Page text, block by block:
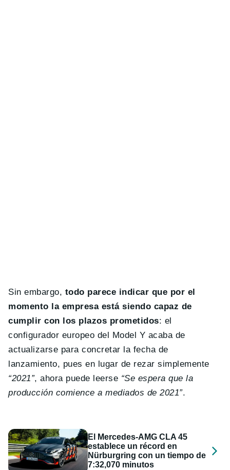
Sin embargo, todo parece indicar que por el
momento la empresa está siendo capaz de
cumplir con los plazos prometidos: el
configurador europeo del Model Y acaba de
actualizarse para concretar la fecha de
lanzamiento, pues en lugar de rezar simplemente
“2021”, ahora puede leerse “Se espera que la
producción comience a mediados de 2021”.
El Mercedes-AMG CLA 45
establece un récord en
Nürburgring con un tiempo de
7:32,070 minutos